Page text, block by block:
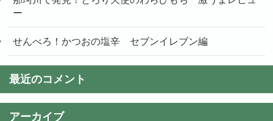
ー
せんべろ！かつおの塩辛 セブンイレブン編
最近のコメント
アーカイブ